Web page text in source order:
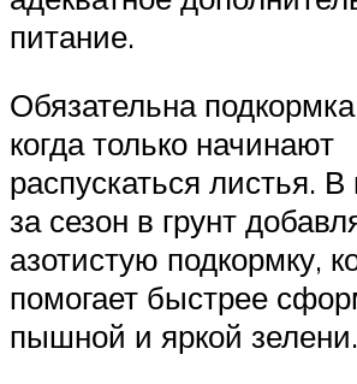
питание.
Обязательна
когда только начинают
распускаться листья.
за сезон в грунт
азотистую подкормку,
помогает быстрее
пышной и яркой зелени.